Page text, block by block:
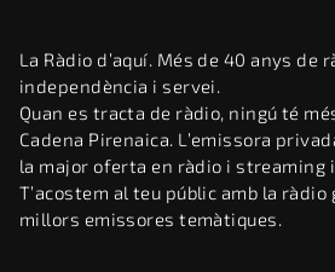
La Ràdio d’aquí. Més de 40 anys de
independència i servei.
Quan es tracta de ràdio, ningú té
Cadena Pirenaica. L’emissora
la major oferta en ràdio i streaming
T’acostem al teu públic amb la
millors emissores temàtiques.